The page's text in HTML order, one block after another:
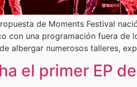
de Moments Festival
con una programación fuera de
albergar numerosos talleres,
el primer EP